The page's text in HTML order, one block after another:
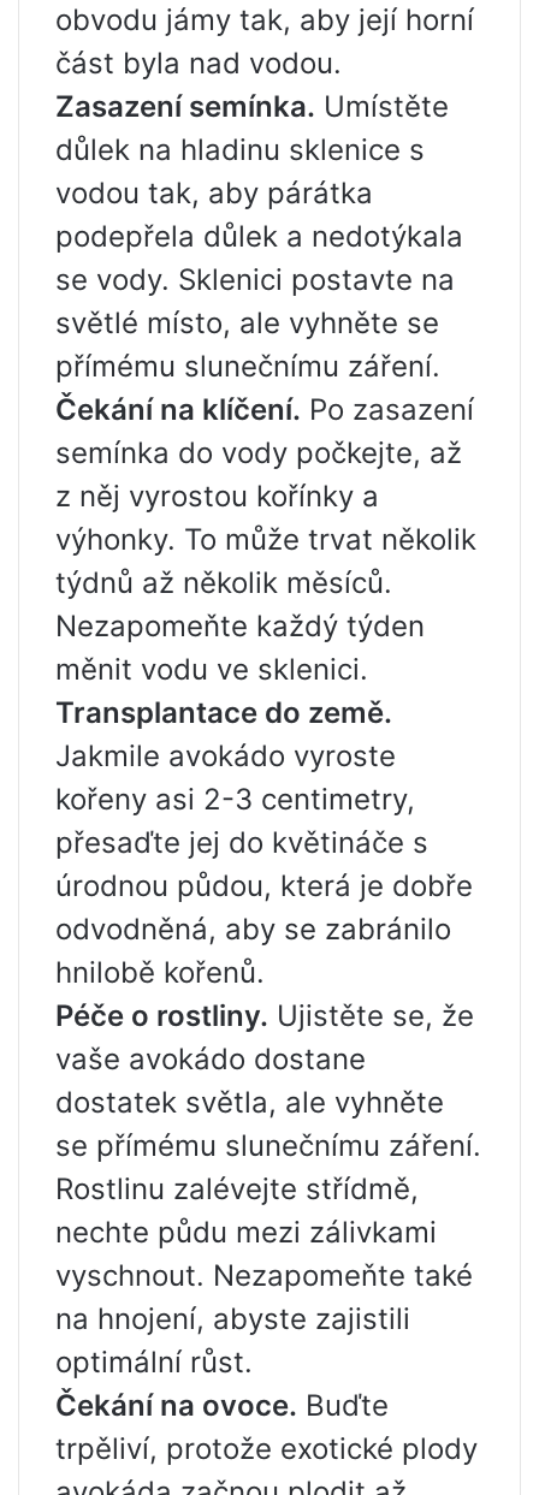
obvodu jámy tak, aby její horní
část byla nad vodou.
Zasazení semínka. Umístěte
důlek na hladinu sklenice s
vodou tak, aby párátka
podepřela důlek a nedotýkala
se vody. Sklenici postavte na
světlé místo, ale vyhněte se
přímému slunečnímu záření.
Čekání na klíčení. Po zasazení
semínka do vody počkejte, až
z něj vyrostou kořínky a
výhonky. To může trvat několik
týdnů až několik měsíců.
Nezapomeňte každý týden
měnit vodu ve sklenici.
Transplantace do země.
Jakmile avokádo vyroste
kořeny asi 2-3 centimetry,
přesaďte jej do květináče s
úrodnou půdou, která je dobře
odvodněná, aby se zabránilo
hnilobě kořenů.
Péče o rostliny. Ujistěte se, že
vaše avokádo dostane
dostatek světla, ale vyhněte
se přímému slunečnímu záření.
Rostlinu zalévejte střídmě,
nechte půdu mezi zálivkami
vyschnout. Nezapomeňte také
na hnojení, abyste zajistili
optimální růst.
Čekání na ovoce. Buďte
trpěliví, protože exotické plody